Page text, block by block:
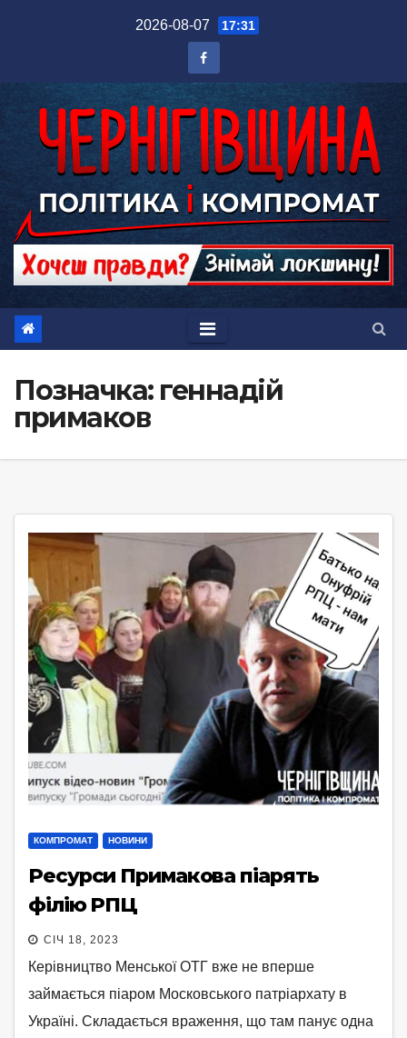
2026-08-07 17:31
Позначка: геннадій
примаков
КОМПРОМАТ НОВИНИ
Ресурси Примакова піарять
філію РПЦ
СІЧ 18, 2023
Керівництво Менської ОТГ вже не вперше
займається піаром Московського патріархату в
Україні. Складається враження, що там панує одна